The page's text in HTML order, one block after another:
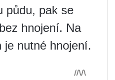
půdu, pak se
hnojení. Na
je nutné hnojení.